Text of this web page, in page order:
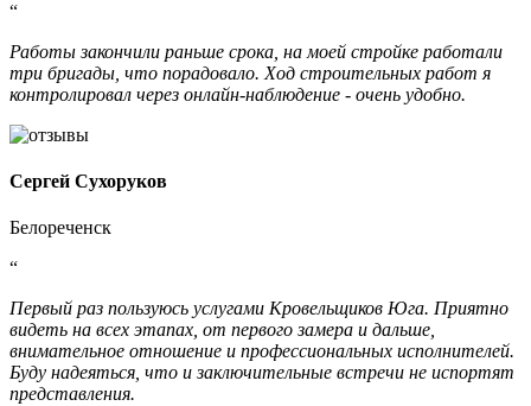
“
Работы закончили раньше срока, на моей стройке работали
три бригады, что порадовало. Ход строительных работ я
контролировал через онлайн-наблюдение - очень удобно.
Сергей Сухоруков
Белореченск
“
Первый раз пользуюсь услугами Кровельщиков Юга. Приятно
видеть на всех этапах, от первого замера и дальше,
внимательное отношение и профессиональных исполнителей.
Буду надеяться, что и заключительные встречи не испортят
представления.